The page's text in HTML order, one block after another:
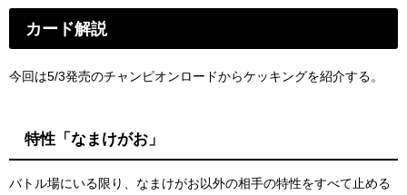
カード解説
今回は5/3発売のチャンピオンロードからケッキングを紹介する。
特性「なまけがお」
バトル場にいる限り、なまけがお以外の相手の特性をすべて止める